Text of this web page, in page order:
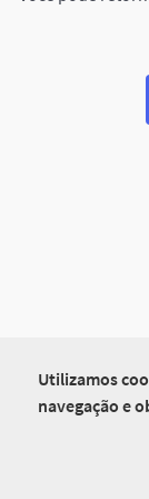
Utilizamos
navegação e